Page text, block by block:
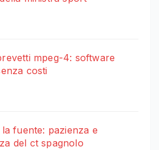
mpeg-4: software
costi
la fuente: pazienza e
del ct spagnolo